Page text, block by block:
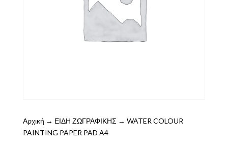
Αρχική → ΕΙΔΗ ΖΩΓΡΑΦΙΚΗΣ → WATER COLOUR
PAINTING PAPER PAD A4